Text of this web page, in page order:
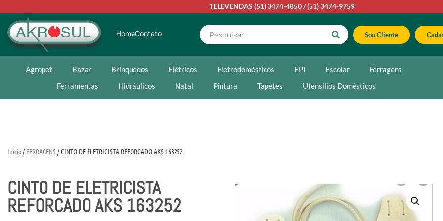
TELEVENDAS (51) 3474-4850/(51) 3474-9759
HomeContato Sou Cliente
Agropet Bazar Brinquedos Elétricos Eletrodomésticos EPI Escolar
Ferragens
Ferramentas
Hidráulicos Natal Pintura Tapetes Utensílios Domésticos
Início/ FERRAGENS/ CINTO DE ELETRICISTA REFORCADO AKS 163252
CINTO DE ELETRICISTA
REFORCADO AKS 163252